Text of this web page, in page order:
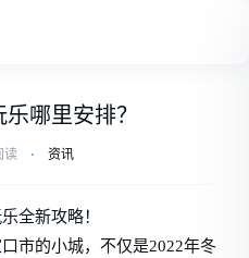
哪里安排？
读 ⋅ 资讯
全新攻略！
市的小城，不仅是2022年冬